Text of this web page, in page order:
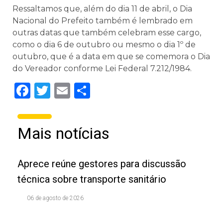
Ressaltamos que, além do dia 11 de abril, o Dia
Nacional do Prefeito também é lembrado em
outras datas que também celebram esse cargo,
como o dia 6 de outubro ou mesmo o dia 1º de
outubro, que é a data em que se comemora o Dia
do Vereador conforme Lei Federal 7.212/1984.
Facebook
Twitter
Email
Mais notícias
Aprece reúne gestores para discussão
técnica sobre transporte sanitário
06 de agosto de 2026